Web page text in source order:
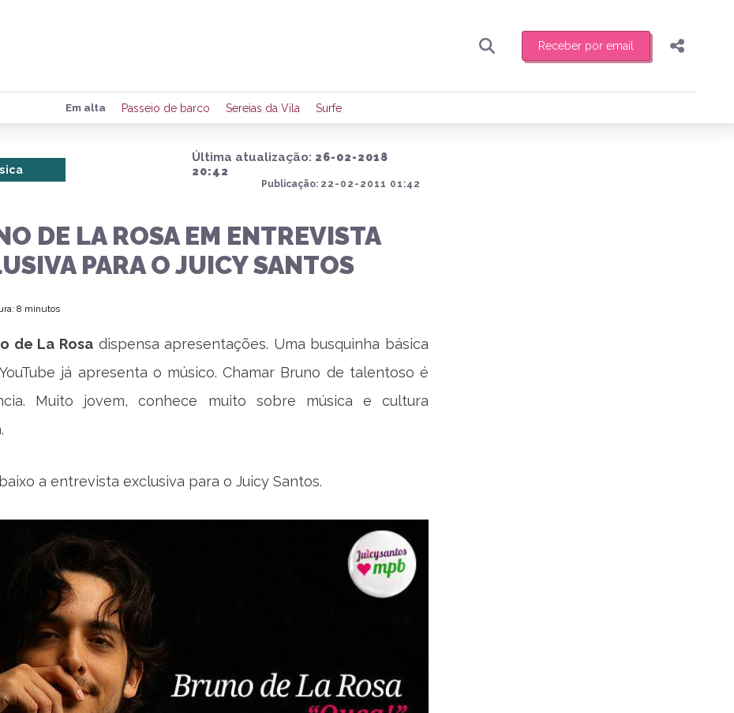
Receber por email
Preencha seus dados para receber toda sexta-feira de manhã o resumo
de eventos e notícias da região.
Compartilhar
Em alta Passeio de barco Sereias da Vila Surfe
Última atualização: 26-02-2018
20:42
Publicação: 22-02-2011 01:42
DE LA ROSA EM ENTREVISTA
PARA O JUICY SANTOS
8 minutos
de La Rosadispensa apresentações. Uma busquinha básica
já apresenta o músico. Chamar Bruno de talentoso é
Muito jovem, conhece muito sobre música e cultura
a entrevista exclusiva para o Juicy Santos.